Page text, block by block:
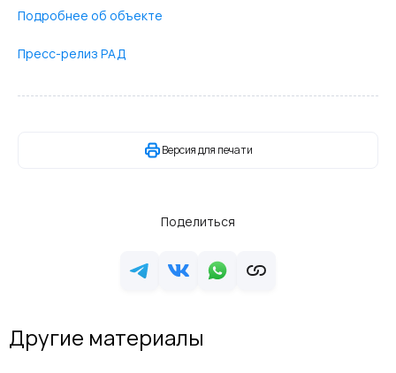
Подробнее об объекте
Пресс-релиз РАД
Версия для печати
Поделиться
Другие материалы